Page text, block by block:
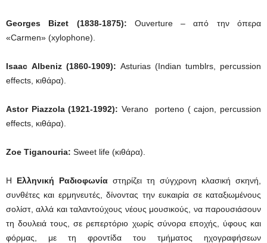
Georges Bizet (1838-1875): Ouverture – από την όπερα
«Carmen» (xylophone).
Isaac Albeniz (1860-1909): Asturias (Indian tumblrs, percussion
effects, κιθάρα).
Astor Piazzola (1921-1992): Verano porteno ( cajon, percussion
effects, κιθάρα).
Zoe Tiganouria: Sweet life (κιθάρα).
Η Ελληνική Ραδιοφωνία στηρίζει τη σύγχρονη κλασική σκηνή,
συνθέτες και ερμηνευτές, δίνοντας την ευκαιρία σε καταξιωμένους
σολίστ, αλλά και ταλαντούχους νέους μουσικούς, να παρουσιάσουν
τη δουλειά τους, σε ρεπερτόριο χωρίς σύνορα εποχής, ύφους και
φόρμας, με τη φροντίδα του τμήματος ηχογραφήσεων